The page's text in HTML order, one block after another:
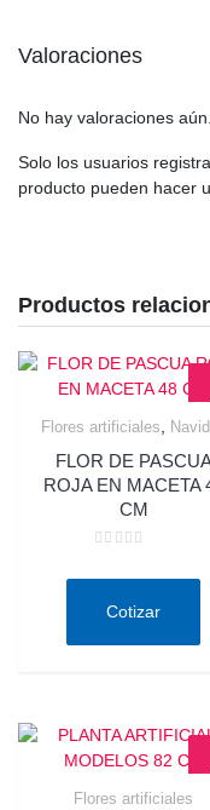
Valoraciones
No hay valoraciones aún.
Solo los usuarios
producto pueden hacer
Productos
Flores artificiales,
FLOR DE
ROJA EN MACETA
CM
deCotizar
Flores artificiales